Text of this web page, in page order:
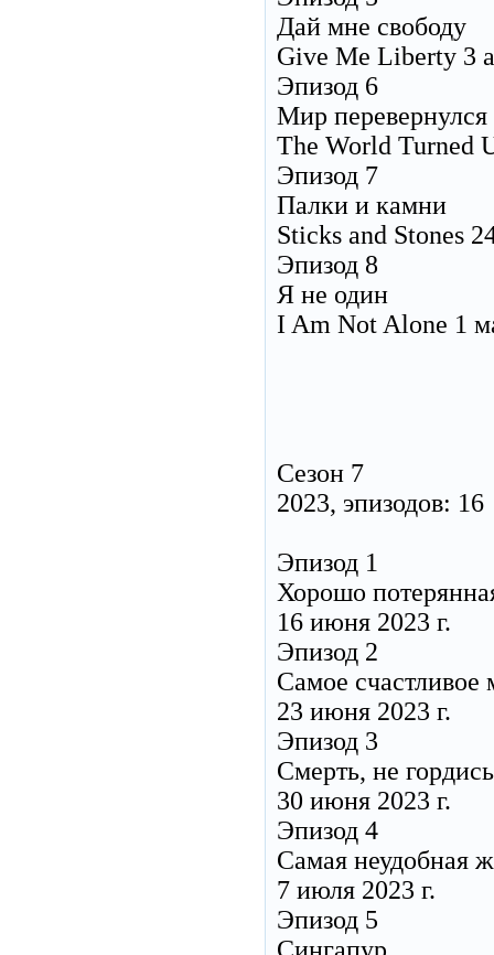
Дай мне свободу
Give Me Liberty 3
Эпизод 6
Мир перевернулся
The World Turned
Эпизод 7
Палки и камни
Sticks and Stones
Эпизод 8
Я не один
I Am Not Alone 1
Сезон 7
2023, эпизодов: 16
Эпизод 1
Хорошо
16 июня 2023 г.
Эпизод 2
Самое счастливое
23 июня 2023 г.
Эпизод 3
Смерть, не гордись
30 июня 2023 г.
Эпизод 4
Самая неудобная
7 июля 2023 г.
Эпизод 5